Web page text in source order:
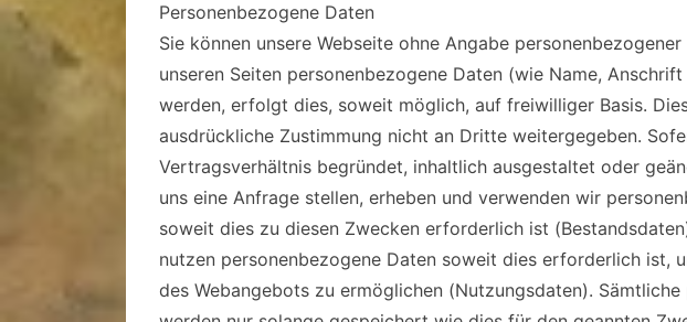
Personenbezogene Daten
Sie können unsere Webseite ohne Angabe
unseren Seiten personenbezogene Daten (wie Name,
werden, erfolgt dies, soweit möglich, auf freiwilliger Basis.
ausdrückliche Zustimmung nicht an Dritte weitergegeben.
Vertragsverhältnis begründet, inhaltlich ausgestaltet oder
uns eine Anfrage stellen, erheben und verwenden wir
soweit dies zu diesen Zwecken erforderlich ist
nutzen personenbezogene Daten soweit dies erforderlich ist,
des Webangebots zu ermöglichen (Nutzungsdaten).